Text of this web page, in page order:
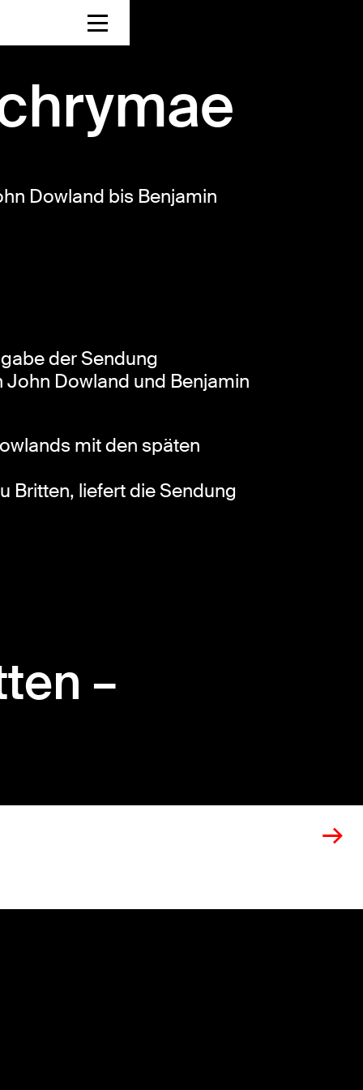
Dowland bis Benjamin
der Sendung
Dowland und Benjamin
mit den späten
Britten, liefert die Sendung
–